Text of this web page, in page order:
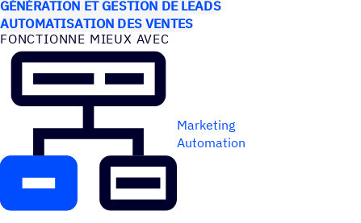
GÉNÉRATION ET GESTION DE LEADS
AUTOMATISATION DES VENTES
FONC­TIONNE MIEUX AVEC
Marketing
Automation